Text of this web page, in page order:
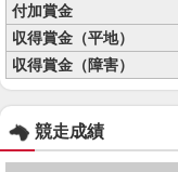
付加賞金
収得賞金（平地）
収得賞金（障害）
競走成績